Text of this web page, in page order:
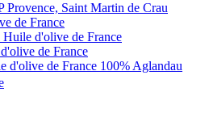
Saint Martin de Crau
de France
d'olive de France
de France
de France 100% Aglandau